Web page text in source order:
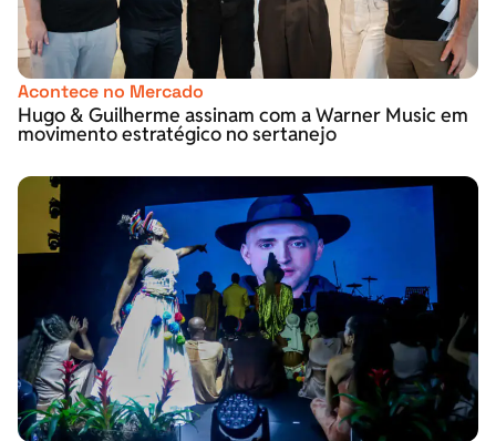
Acontece no Mercado
Hugo & Guilherme assinam com a Warner Music em
movimento estratégico no sertanejo